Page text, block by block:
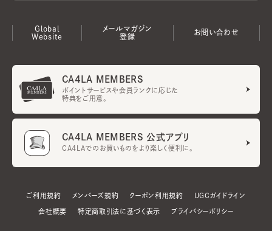
Global
Website
メールマガジン
登録
お問い合わせ
CA4LA MEMBERS
ポイントサービスや会員ランクに応じた
特典をご用意。
CA4LA MEMBERS 公式アプリ
CA4LAでのお買いものをより楽しく便利に。
ご利用規約 メンバーズ規約 クーポン利用規約 UGCガイドライン
会社概要 特定商取引法に基づく表示 プライバシーポリシー